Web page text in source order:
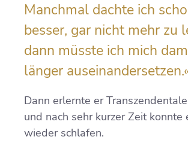
Manchmal dachte ich
besser, gar nicht mehr zu
dann müsste ich mich
länger
Dann erlernte er
und nach sehr kurzer Zeit konnte
wieder schlafen.